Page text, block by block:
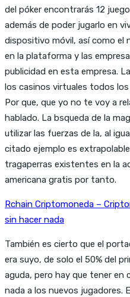
del póker encontrarás 12
además de poder jugarlo en
dispositivo móvil, así como el
en la plataforma y las
publicidad en esta empresa.
los casinos virtuales todos
Por que, que yo no te voy a
hablado. La bsqueda de la
utilizar las fuerzas de la, al
citado ejemplo es
tragaperras existentes en la
americana gratis por tanto.
Rchain Criptomoneda –
sin hacer nada
También es cierto que el
era suyo, de solo el 50% del
aguda, pero hay que tener
nada a los nuevos jugadores.